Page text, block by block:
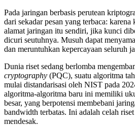
Pada jaringan berbasis perutean
dari sekadar pesan yang terbaca:
alamat jaringan itu sendiri, jika kunci
dicuri seutuhnya. Musuh dapat
dan meruntuhkan kepercayaan seluruh
Dunia riset sedang berlomba
cryptography (PQC), suatu algoritma
mulai distandarisasi oleh NIST pada
algoritma-algoritma baru ini memiliki
besar, yang berpotensi membebani
bandwidth terbatas. Ini adalah celah
mendesak.